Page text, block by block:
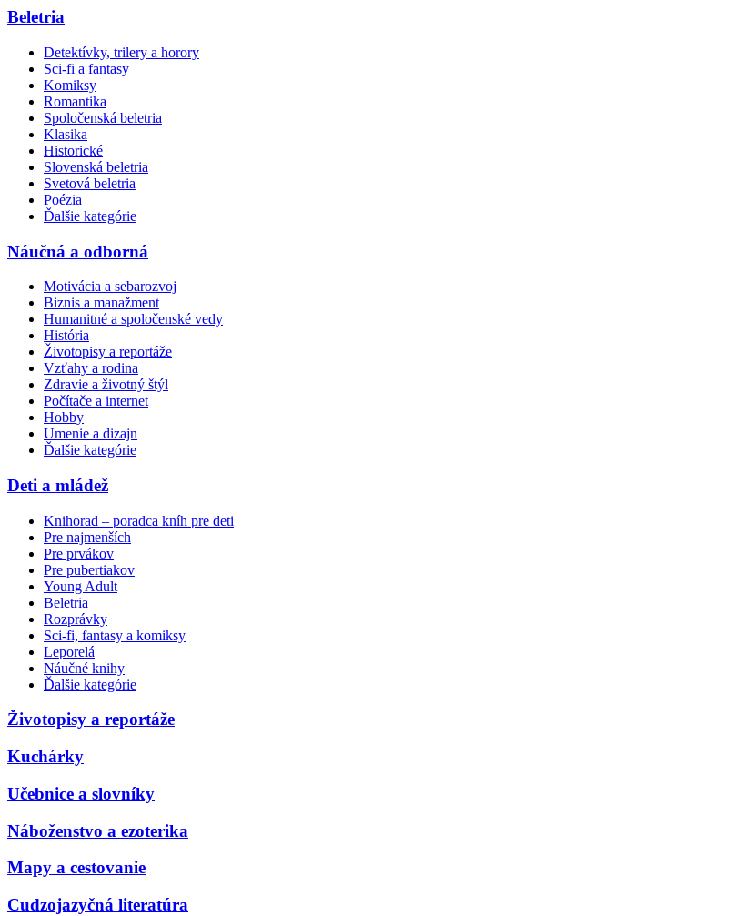
Beletria
Detektívky, trilery a horory
Sci-fi a fantasy
Komiksy
Romantika
Spoločenská beletria
Klasika
Historické
Slovenská beletria
Svetová beletria
Poézia
Ďalšie kategórie
Náučná a odborná
Motivácia a sebarozvoj
Biznis a manažment
Humanitné a spoločenské vedy
História
Životopisy a reportáže
Vzťahy a rodina
Zdravie a životný štýl
Počítače a internet
Hobby
Umenie a dizajn
Ďalšie kategórie
Deti a mládež
Knihorad – poradca kníh pre deti
Pre najmenších
Pre prvákov
Pre pubertiakov
Young Adult
Beletria
Rozprávky
Sci-fi, fantasy a komiksy
Leporelá
Náučné knihy
Ďalšie kategórie
Životopisy a reportáže
Kuchárky
Učebnice a slovníky
Náboženstvo a ezoterika
Mapy a cestovanie
Cudzojazyčná literatúra